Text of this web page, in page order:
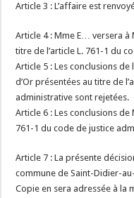
Article 3 : L’affaire est
Article 4 : Mme E… versera
titre de l’article L. 761-1 du
Article 5 : Les conclusions
d’Or présentées au titre de
administrative sont rejetées.
Article 6 : Les conclusions
761-1 du code de justice
Article 7 : La présente
commune de Saint-Didier-
Copie en sera adressée à la